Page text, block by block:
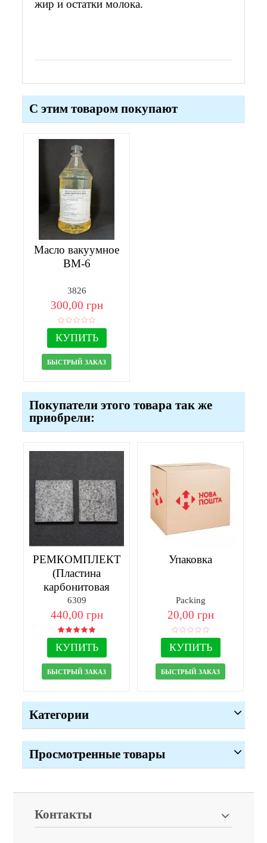
жир и остатки молока.
С этим товаром покупают
Масло вакуумное
ВМ-6
3826
300,00 грн
КУПИТЬ
БЫСТРЫЙ ЗАКАЗ
Покупатели этого товара так же
приобрели:
РЕМКОМПЛЕКТ
(Пластина
карбонитовая
50х45х5-2шт)
6309
440,00 грн
КУПИТЬ
БЫСТРЫЙ ЗАКАЗ
Упаковка
Packing
20,00 грн
КУПИТЬ
БЫСТРЫЙ ЗАКАЗ
Категории
Просмотренные товары
Контакты